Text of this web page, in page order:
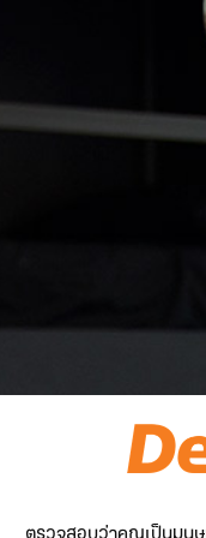
ตรวจสอบว่าคุณเป็นมนุษ